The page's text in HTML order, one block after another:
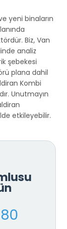
yeni binaların
Biz, Van
analiz
şebekesi
plana dahil
Kombi
Unutmayın
etkileyebilir.